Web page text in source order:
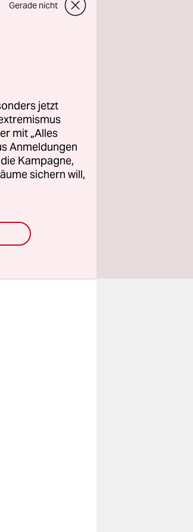
Gerade nicht
jetzt
mit „Alles
Anmeldungen
Kampagne,
sichern will,